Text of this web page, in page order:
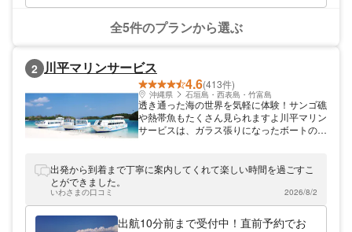
験ダイビング・シュノーケリングを1組完全
貸切・専属ガイド制でご案内しています。
地域最速クラスで導入した「最新
影・ムービー撮影・タオル・サンダルまです
べて無料サービスで、ツアー終了後すぐにお
客様のスマホへデータ転送が可能です。旅の
思い出を、その日のうちにシェアできます。
青の洞窟へは、ボート利用の楽々オプション
もご用意しており、高確率で青の洞窟にご案
当するので、プライベート感も安心感も
洞窟を舞台に、お客様一人ひとりのペースと
ご要望にできる限りお応えしながら、多様な
ニーズに寄り添うツアーを開催しています。
迎！濡れずに海中散策！絶景広がる恩
納村グラスボート遊覧！
全5件のプランから選ぶ
2 川平マリンサービス
4.6(413件)
沖縄県 石垣島・西表島・竹富島
透き通った海の世界を気軽に体験！サンゴ礁
や熱帯魚もたくさん見られますよ川平マリン
サービスは、ガラス張りになったボートの底
が、巧みな操船とユーモアあふれるトークで
ば、EV（電池推進）船グラスボートに乗る
チャンスも！川平湾へは石垣空港・石垣港よ
り車で約30分です。
出発から到着まで丁寧に案内してくれて楽しい時間を過ごすこ
とができました。
いわさまの口コミ 2026/8/2
出航10分前まで受付中！直前予約でお